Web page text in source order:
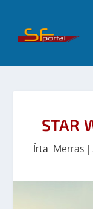
STAR
Írta: Merras|